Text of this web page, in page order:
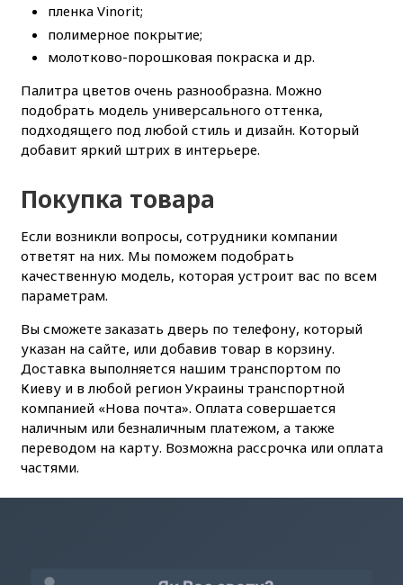
пленка Vinorit;
полимерное покрытие;
молотково-порошковая покраска и др.
Палитра цветов очень разнообразна. Можно
подобрать модель универсального оттенка,
подходящего под любой стиль и дизайн. Который
добавит яркий штрих в интерьере.
Покупка товара
Если возникли вопросы, сотрудники компании
ответят на них. Мы поможем подобрать
качественную модель, которая устроит вас по всем
параметрам.
Вы сможете заказать дверь по телефону, который
указан на сайте, или добавив товар в корзину.
Доставка выполняется нашим транспортом по
Киеву и в любой регион Украины транспортной
компанией «Нова почта». Оплата совершается
наличным или безналичным платежом, а также
переводом на карту. Возможна рассрочка или оплата
частями.